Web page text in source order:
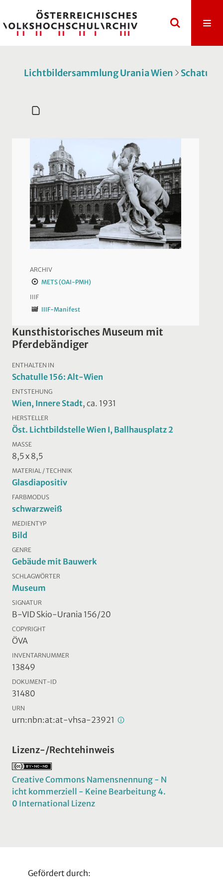
Lichtbildersammlung Urania Wien
ARCHIV
METS (OAI-PMH)
IIIF
IIIF-Manifest
Kunsthistorisches Museum mit
Pferdebändiger
ENTHALTEN IN
Schatulle 156: Alt-Wien
ENTSTEHUNG
Wien, Innere Stadt, ca. 1931
HERSTELLER
Öst. Lichtbildstelle Wien I, Ballhausplatz 2
MASSE
8,5 x 8,5
MATERIAL / TECHNIK
Glasdiapositiv
FARBMODUS
schwarzweiß
MEDIENTYP
Bild
GENRE
Gebäude mit Bauwerk
SCHLAGWÖRTER
Museum
SIGNATUR
B-VID Skio-Urania 156/20
COPYRIGHT
ÖVA
INVENTARNUMMER
13849
DOKUMENT-ID
31480
URN
urn:nbn:at:at-vhsa-23921
Lizenz-/Rechtehinweis
Creative Commons Namensnennung - N
icht kommerziell - Keine Bearbeitung 4.
0 International Lizenz
Gefördert durch: